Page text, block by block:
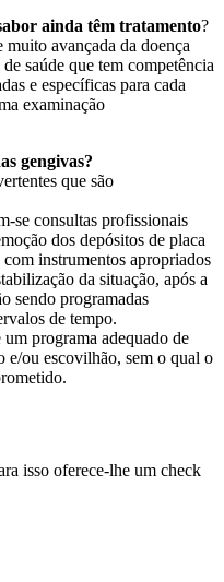
ainda têm tratamento?
muito avançada da doença
saúde que tem competência
e específicas para cada
examinação
gengivas?
que são
se consultas profissionais
dos depósitos de placa
instrumentos apropriados
da situação, após a
sendo programadas
de tempo.
programa adequado de
e/ou escovilhão, sem o qual o
isso oferece-lhe um check